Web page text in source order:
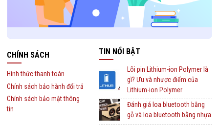
CHÍNH SÁCH
Hình thức thanh toán
Chính sách bảo hành đổi trả
Chính sách bảo mật thông
tin
TIN NỔI BẬT
Lõi pin Lithium-ion Polymer là
gì? Ưu và nhược điểm của
Lithium-ion Polymer
Đánh giá loa bluetooth bằng
gỗ và loa bluetooth bằng nhựa